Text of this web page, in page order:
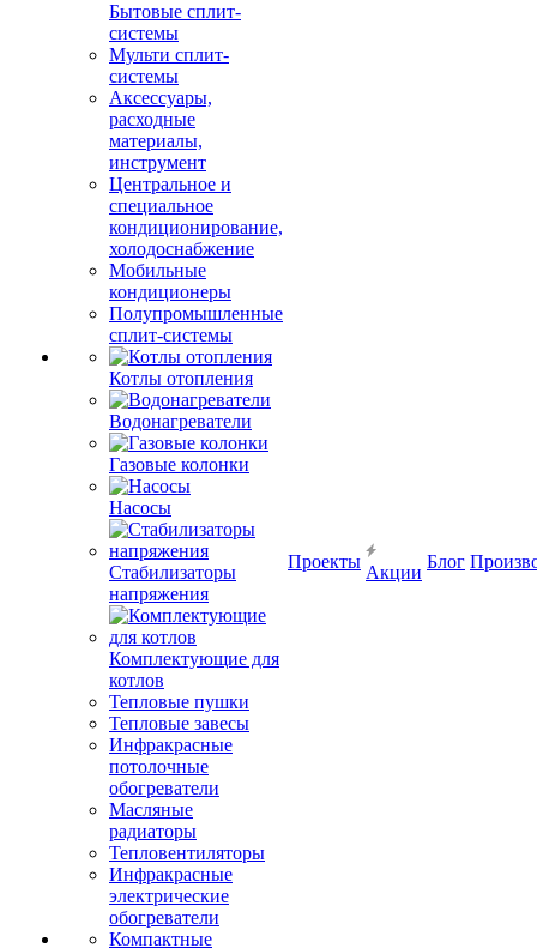
Бытовые сплит-
системы
Мульти сплит-
системы
Аксессуары,
расходные
материалы,
инструмент
Центральное и
специальное
кондиционирование,
холодоснабжение
Мобильные
кондиционеры
Полупромышленные
сплит-системы
Котлы отопления
Водонагреватели
Газовые колонки
Насосы
Стабилизаторы
напряжения
Комплектующие для
котлов
Тепловые пушки
Тепловые завесы
Инфракрасные
потолочные
обогреватели
Масляные
радиаторы
Тепловентиляторы
Инфракрасные
электрические
обогреватели
Компактные
Проекты
Акции
Блог